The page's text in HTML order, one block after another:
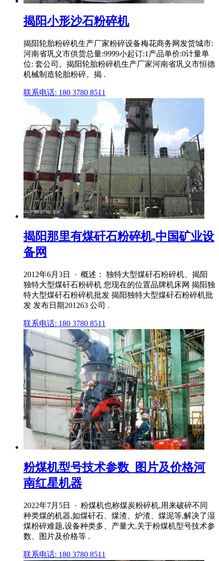
揭阳小形沙石粉碎机
揭阳轮胎粉碎机生产厂家粉碎设备梅花商务网发货城市:
河南省巩义市供货总量:9999小起订:1产品单价:0计量单
位: 套公司。揭阳轮胎粉碎机生产厂家河南省巩义市恒德
机械制造轮胎粉碎。揭 .
联系电话: 180 3780 8511
揭阳那里有煤矸石粉碎机,中国矿业设
备网
2012年6月3日 · 概述： 独特大型煤矸石粉碎机、揭阳
独特大型煤矸石粉碎机 您现在的位置品牌机床网 揭阳独
特大型煤矸石粉碎机批发 揭阳独特大型煤矸石粉碎机批
发 发布日期201263 公司 .
联系电话: 180 3780 8511
粉煤机型号技术参数_图片及价格河
南红星机器
2022年7月5日 · 粉煤机也称煤炭粉碎机,用来破碎不同
种类煤的机器,如煤矸石、煤渣、炉渣、煤泥等,解决了湿
煤粉碎难题,设备种类多、产量大,关于粉煤机型号技术参
数、图片及价格等 .
联系电话: 180 3780 8511